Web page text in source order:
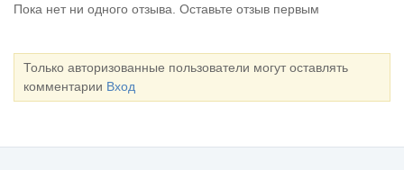
Пока нет ни одного отзыва. Оставьте отзыв первым
Только авторизованные пользователи могут оставлять
комментарии Вход